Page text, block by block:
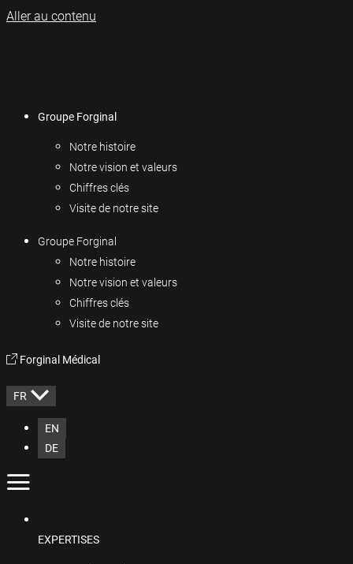
Aller au contenu
Groupe Forginal
Notre histoire
Notre vision et valeurs
Chiffres clés
Visite de notre site
Groupe Forginal
Notre histoire
Notre vision et valeurs
Chiffres clés
Visite de notre site
Forginal Médical
FR
EN
DE
EXPERTISES